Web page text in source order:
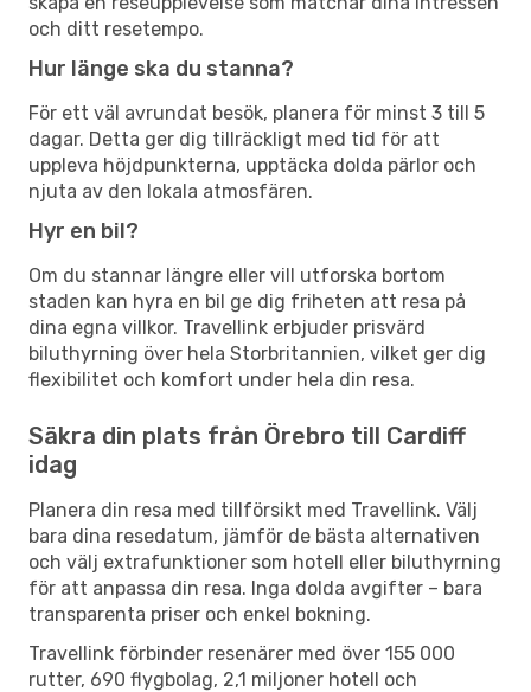
och ditt resetempo.
Hur länge ska du stanna?
För ett väl avrundat besök, planera för minst 3 till 5
dagar. Detta ger dig tillräckligt med tid för att
uppleva höjdpunkterna, upptäcka dolda pärlor och
njuta av den lokala atmosfären.
Hyr en bil?
Om du stannar längre eller vill utforska bortom
staden kan hyra en bil ge dig friheten att resa på
dina egna villkor. Travellink erbjuder prisvärd
biluthyrning över hela Storbritannien, vilket ger dig
flexibilitet och komfort under hela din resa.
Säkra din plats från Örebro till Cardiff
idag
Planera din resa med tillförsikt med Travellink. Välj
bara dina resedatum, jämför de bästa alternativen
och välj extrafunktioner som hotell eller biluthyrning
för att anpassa din resa. Inga dolda avgifter – bara
transparenta priser och enkel bokning.
Travellink förbinder resenärer med över 155 000
rutter, 690 flygbolag, 2,1 miljoner hotell och